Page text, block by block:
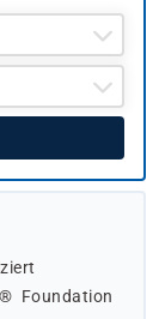
Foundation